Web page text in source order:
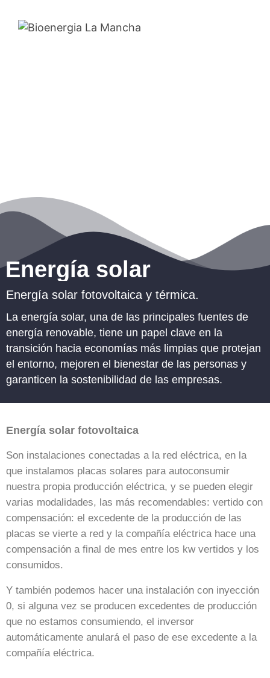
Energía solar
Energía solar fotovoltaica y térmica.
La energía solar, una de las principales fuentes de
energía renovable, tiene un papel clave en la
transición hacia economías más limpias que protejan
el entorno, mejoren el bienestar de las personas y
garanticen la sostenibilidad de las empresas.
Energía solar fotovoltaica
Son instalaciones conectadas a la red eléctrica, en la
que instalamos placas solares para autoconsumir
nuestra propia producción eléctrica, y se pueden elegir
varias modalidades, las más recomendables: vertido con
compensación: el excedente de la producción de las
placas se vierte a red y la compañía eléctrica hace una
compensación a final de mes entre los kw vertidos y los
consumidos.
Y también podemos hacer una instalación con inyección
0, si alguna vez se producen excedentes de producción
que no estamos consumiendo, el inversor
automáticamente anulará el paso de ese excedente a la
compañía eléctrica.